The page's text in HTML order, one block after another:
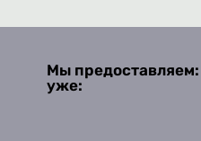
Мы
уже: